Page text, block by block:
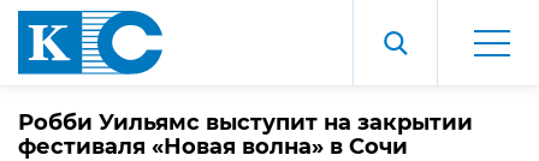
Робби Уильямс выступит на закрытии
фестиваля «Новая волна» в Сочи